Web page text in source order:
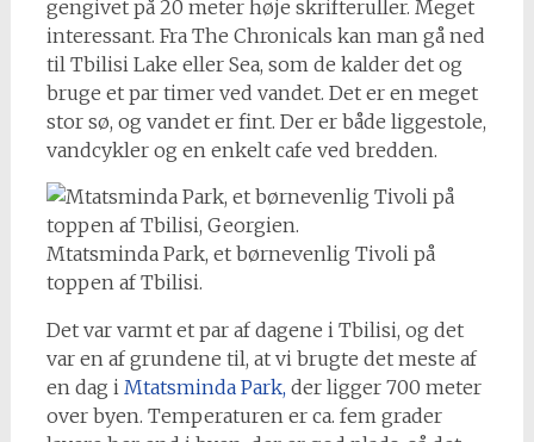
gengivet på 20 meter høje skrifteruller. Meget
interessant. Fra The Chronicals kan man gå ned
til Tbilisi Lake eller Sea, som de kalder det og
bruge et par timer ved vandet. Det er en meget
stor sø, og vandet er fint. Der er både liggestole,
vandcykler og en enkelt cafe ved bredden.
Mtatsminda Park, et børnevenlig Tivoli på
toppen af Tbilisi.
Det var varmt et par af dagene i Tbilisi, og det
var en af grundene til, at vi brugte det meste af
en dag i Mtatsminda Park,der ligger 700 meter
over byen. Temperaturen er ca. fem grader